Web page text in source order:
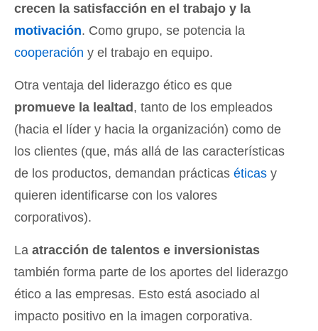
crecen la satisfacción en el trabajo y la
motivación. Como grupo, se potencia la
cooperación y el trabajo en equipo.
Otra ventaja del liderazgo ético es que
promueve la lealtad, tanto de los empleados
(hacia el líder y hacia la organización) como de
los clientes (que, más allá de las características
de los productos, demandan prácticas éticas y
quieren identificarse con los valores
corporativos).
La atracción de talentos e inversionistas
también forma parte de los aportes del liderazgo
ético a las empresas. Esto está asociado al
impacto positivo en la imagen corporativa.